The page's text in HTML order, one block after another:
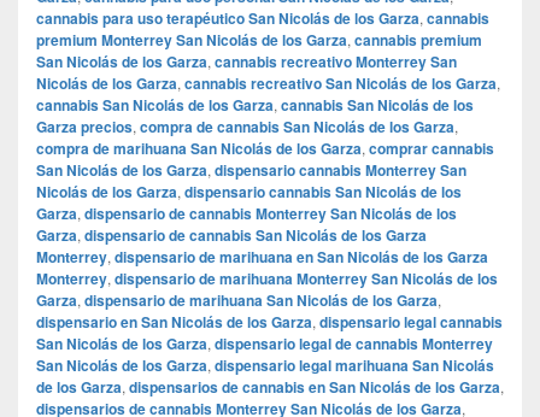
cannabis para uso terapéutico San Nicolás de los Garza, cannabis
premium Monterrey San Nicolás de los Garza, cannabis premium
San Nicolás de los Garza, cannabis recreativo Monterrey San
Nicolás de los Garza, cannabis recreativo San Nicolás de los Garza,
cannabis San Nicolás de los Garza, cannabis San Nicolás de los
Garza precios, compra de cannabis San Nicolás de los Garza,
compra de marihuana San Nicolás de los Garza, comprar cannabis
San Nicolás de los Garza, dispensario cannabis Monterrey San
Nicolás de los Garza, dispensario cannabis San Nicolás de los
Garza, dispensario de cannabis Monterrey San Nicolás de los
Garza, dispensario de cannabis San Nicolás de los Garza
Monterrey, dispensario de marihuana en San Nicolás de los Garza
Monterrey, dispensario de marihuana Monterrey San Nicolás de los
Garza, dispensario de marihuana San Nicolás de los Garza,
dispensario en San Nicolás de los Garza, dispensario legal cannabis
San Nicolás de los Garza, dispensario legal de cannabis Monterrey
San Nicolás de los Garza, dispensario legal marihuana San Nicolás
de los Garza, dispensarios de cannabis en San Nicolás de los Garza,
dispensarios de cannabis Monterrey San Nicolás de los Garza,